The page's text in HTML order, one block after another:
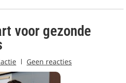
voor gezonde
Geen reacties